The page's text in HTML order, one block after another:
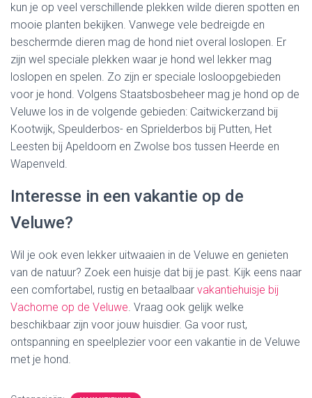
kun je op veel verschillende plekken wilde dieren spotten en
mooie planten bekijken. Vanwege vele bedreigde en
beschermde dieren mag de hond niet overal loslopen. Er
zijn wel speciale plekken waar je hond wel lekker mag
loslopen en spelen. Zo zijn er speciale losloopgebieden
voor je hond. Volgens Staatsbosbeheer mag je hond op de
Veluwe los in de volgende gebieden: Caitwickerzand bij
Kootwijk, Speulderbos- en Sprielderbos bij Putten, Het
Leesten bij Apeldoorn en Zwolse bos tussen Heerde en
Wapenveld.
Interesse in een vakantie op de
Veluwe?
Wil je ook even lekker uitwaaien in de Veluwe en genieten
van de natuur? Zoek een huisje dat bij je past. Kijk eens naar
een comfortabel, rustig en betaalbaar vakantiehuisje bij
Vachome op de Veluwe. Vraag ook gelijk welke
beschikbaar zijn voor jouw huisdier. Ga voor rust,
ontspanning en speelplezier voor een vakantie in de Veluwe
met je hond.